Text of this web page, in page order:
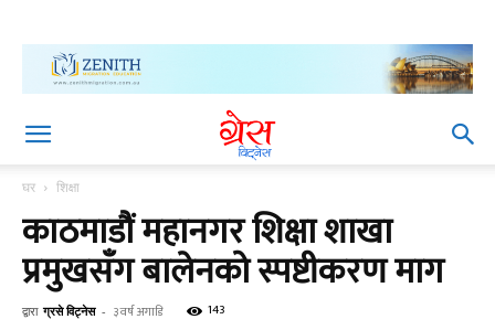
घर शिक्षा
काठमाडौं महानगर शिक्षा शाखा
प्रमुखसँग बालेनको स्पष्टीकरण माग
द्वारा ग्रसे विट्नेस - ३ वर्ष अगाडि 143